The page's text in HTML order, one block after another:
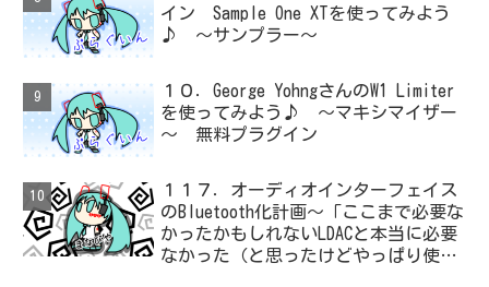
イン Sample One XTを使ってみよう
♪ ～サンプラー～
１０．George YohngさんのW1 Limiter
を使ってみよう♪ ～マキシマイザー
～ 無料プラグイン
１１７．オーディオインターフェイス
のBluetooth化計画～「ここまで必要な
かったかもしれないLDACと本当に必要
なかった（と思ったけどやっぱり使っ